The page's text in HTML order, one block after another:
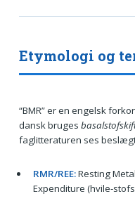
Etymologi og
“BMR” er en engelsk
dansk bruges
faglitteraturen ses
RMR/REE:Resting
Expenditure (hvile-